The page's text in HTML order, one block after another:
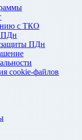
с ТКО
ПДн
защиты ПДн
cookie-файлов